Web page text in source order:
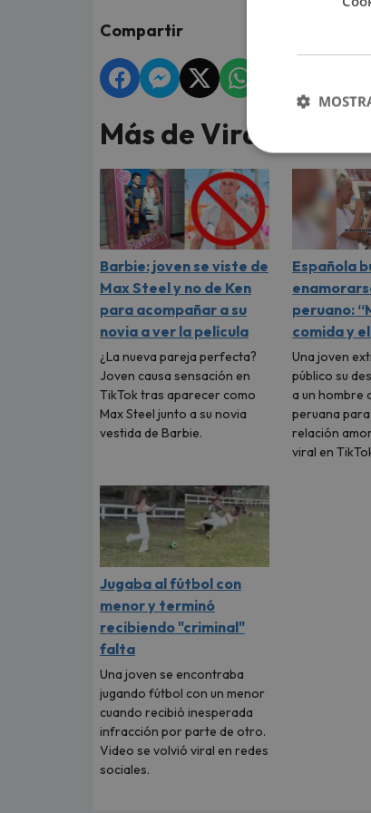
Compartir
Más de Virales
Barbie: joven se viste de
Max Steel y no de Ken
para acompañar a su
novia a ver la película
¿La nueva pareja perfecta?
Joven causa sensación en
TikTok tras aparecer como
Max Steel junto a su novia
vestida de Barbie.
Española
peruano:
comida y
Una joven
público su
a un hombre
peruana
relación
viral en
Jugaba al fútbol con
menor y terminó
recibiendo "criminal"
falta
Una joven se encontraba
jugando fútbol con un menor
cuando recibió inesperada
infracción por parte de otro.
Video se volvió viral en redes
sociales.